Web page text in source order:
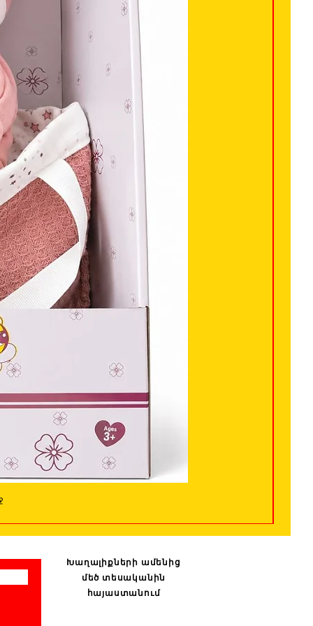
Խաղալիքների ամենից
մեծ տեսականին
հայաստանում